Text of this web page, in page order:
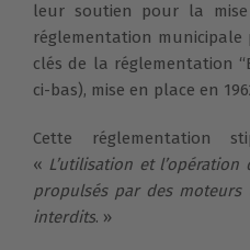
leur soutien pour la
réglementation
clés de la réglementation
ci-bas), mise en place en
Cette réglementation
« L’utilisation et
propulsés par des moteurs
interdits. »